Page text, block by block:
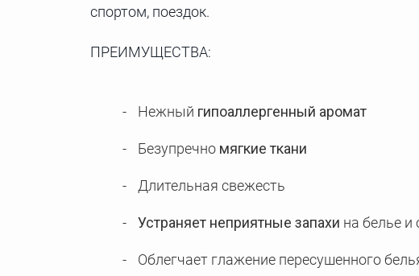
спортом, поездок.
ПРЕИМУЩЕСТВА:
Нежный гипоаллергенный аромат
Безупречно мягкие ткани
Длительная свежесть
Устраняет неприятные запахи на белье и
Облегчает глажение пересушенного